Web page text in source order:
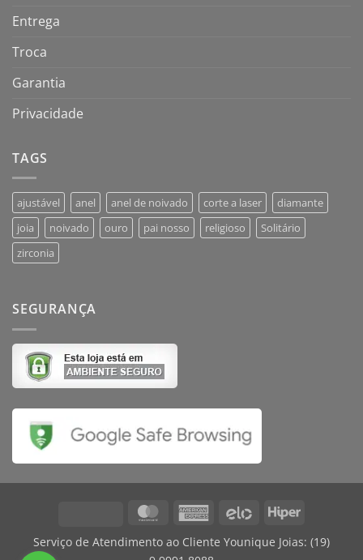
Entrega
Troca
Garantia
Privacidade
TAGS
ajustável anel anel de noivado corte a laser
diamante
joia
noivado ouro pai nosso religioso
Solitário
zirconia
SEGURANÇA
MasterCardAmerican Elo Hiper
Serviço de Atendimento ao Cliente Younique Joias: (19)